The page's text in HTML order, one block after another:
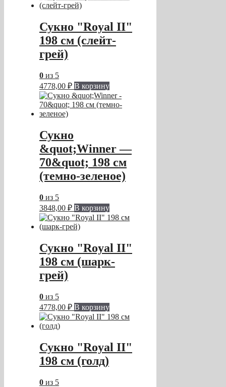
Сукно "Royal II"
198 см (слейт-
грей)
0 из 5
4778,00 ₽ В корзину
Сукно
&quot;Winner —
70&quot; 198 см
(темно-зеленое)
0 из 5
3848,00 ₽ В корзину
Сукно "Royal II"
198 см (шарк-
грей)
0 из 5
4778,00 ₽ В корзину
Сукно "Royal II"
198 см (голд)
0 из 5